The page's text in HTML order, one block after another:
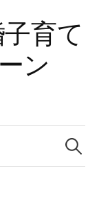
育て
ン
検
索: